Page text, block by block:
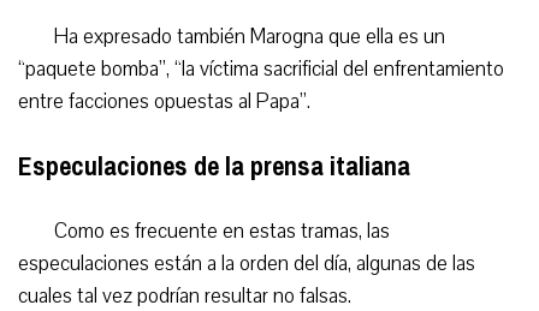
Ha expresado también Marogna que ella es un
“paquete bomba”, “la víctima sacrificial del enfrentamiento
entre facciones opuestas al Papa”.
Especulaciones de la prensa italiana
Como es frecuente en estas tramas, las
especulaciones están a la orden del día, algunas de las
cuales tal vez podrían resultar no falsas.